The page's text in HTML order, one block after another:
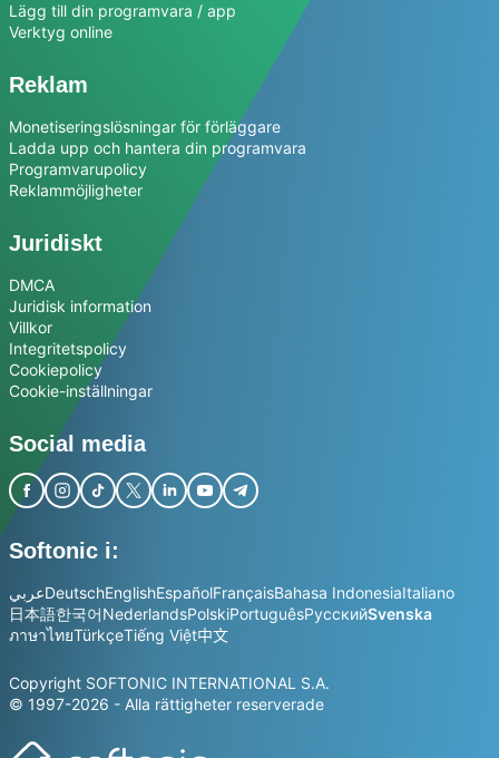
Lägg till din programvara / app
Verktyg online
Reklam
Monetiseringslösningar för förläggare
Ladda upp och hantera din programvara
Programvarupolicy
Reklammöjligheter
Juridiskt
DMCA
Juridisk information
Villkor
Integritetspolicy
Cookiepolicy
Cookie-inställningar
Social media
Softonic i:
عربيDeutschEnglishEspañolFrançaisBahasa IndonesiaItaliano
日本語한국어NederlandsPolskiPortuguêsРусскийSvenska
ภาษาไทยTürkçeTiếng Việt中文
Copyright SOFTONIC INTERNATIONAL S.A.
© 1997-2026 - Alla rättigheter reserverade